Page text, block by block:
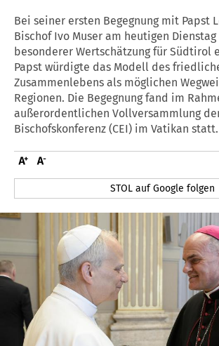
Bei seiner ersten Begegnung mit Papst
Bischof Ivo Muser am heutigen
besonderer Wertschätzung für Südtirol
Papst würdigte das Modell des
Zusammenlebens als möglichen
Regionen. Die Begegnung fand im
außerordentlichen Vollversammlung
Bischofskonferenz (CEI) im Vatikan statt.
STOL auf Google folgen